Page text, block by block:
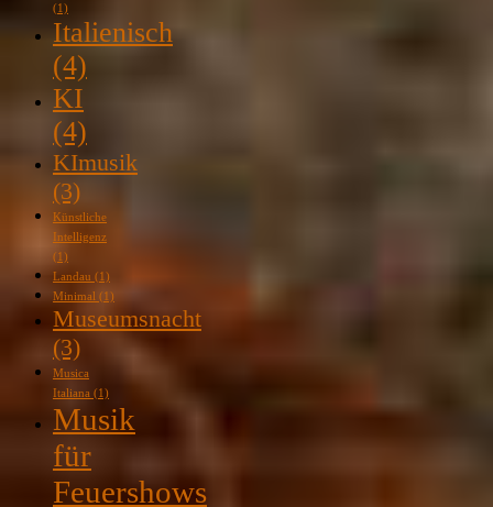
(1)
Italienisch
(4)
KI
(4)
KImusik
(3)
Künstliche
Intelligenz
(1)
Landau (1)
Minimal (1)
Museumsnacht
(3)
Musica
Italiana (1)
Musik
für
Feuershows